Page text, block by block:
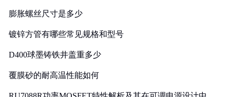
膨胀螺丝尺寸是多少
镀锌方管有哪些常见规格和型号
D400球墨铸铁井盖重多少
覆膜砂的耐高温性能如何